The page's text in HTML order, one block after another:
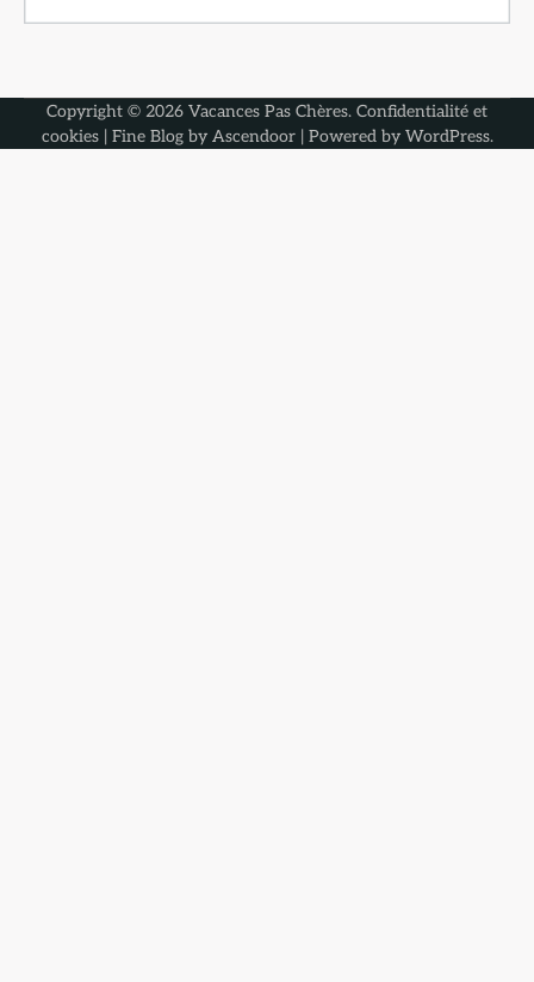
Copyright © 2026 Vacances Pas Chères. Confidentialité et
cookies| Fine Blog by Ascendoor| Powered by WordPress.